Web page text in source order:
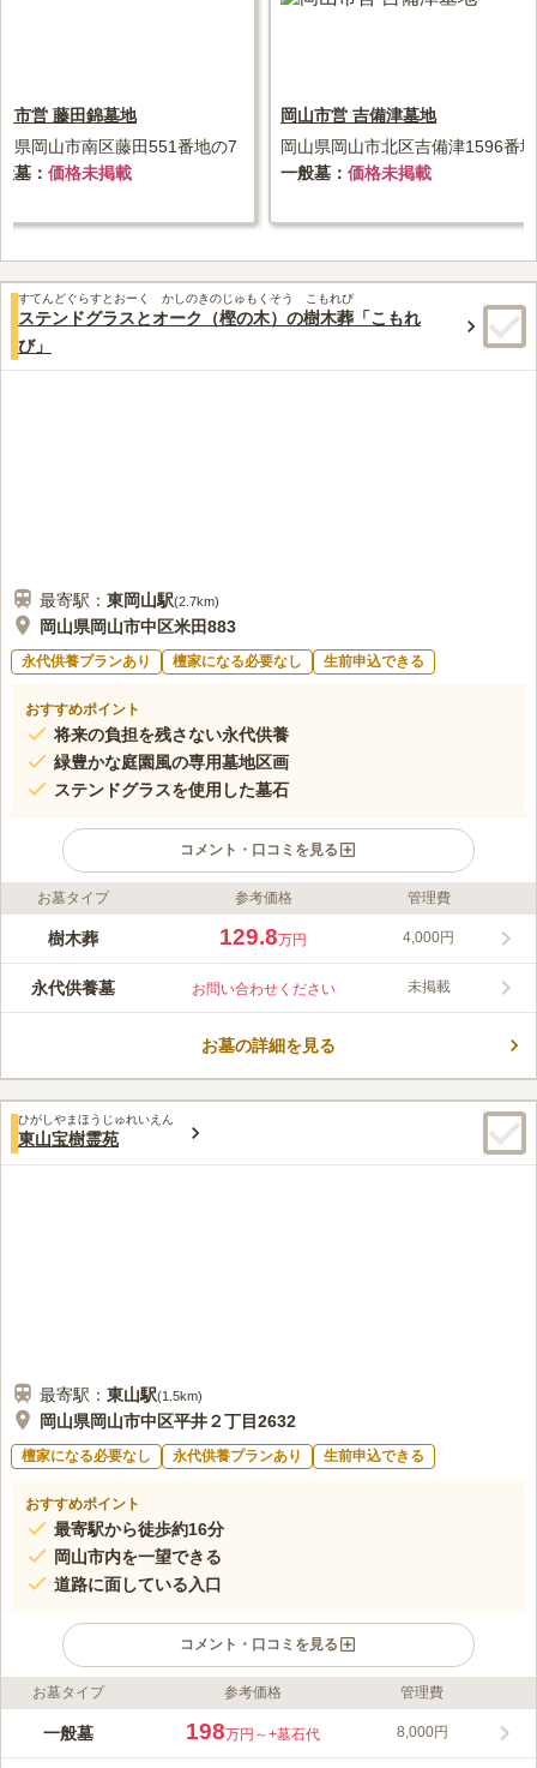
市営 藤田錦墓地
県岡山市南区藤田551番地の7
墓
価格未掲載
岡山市営 吉備津墓地
岡山県岡山市北区吉備津1596番地
一般墓
価格未掲載
すてんどぐらすとおーく かしのきのじゅもくそう こもれび
ステンドグラスとオーク（樫の木）の樹木葬「こもれ
び」
最寄駅： 東岡山駅(2.7km)
岡山県岡山市中区米田883
永代供養プランあり 檀家になる必要なし 生前申込できる
おすすめポイント
将来の負担を残さない永代供養
緑豊かな庭園風の専用墓地区画
ステンドグラスを使用した墓石
コメント・口コミを見る
ライフドット編集部のコメント
この霊園は、永代供養に完全対応しており将来の負担を残しませ
制限がなく、安心してご利用いただけます。さらに、県内でも珍
しいステンドグラスを使用したオリジナル墓石が標準仕様となっ
まいの際の費用も霊園が全額負担するため、安心してお任せいた
この霊園はまだ誰からも評価されていません。
お墓タイプ 参考価格 管理費
樹木葬 129.8万円 4,000円
永代供養墓 お問い合わせください 未掲載
お墓の詳細を見る
ひがしやまほうじゅれいえん
東山宝樹霊苑
最寄駅： 東山駅(1.5km)
岡山県岡山市中区平井２丁目2632
檀家になる必要なし 永代供養プランあり 生前申込できる
おすすめポイント
最寄駅から徒歩約16分
岡山市内を一望できる
道路に面している入口
コメント・口コミを見る
ライフドット編集部のコメント
岡山県岡山市にある、宗教不問の霊苑です。 全区画南向きなの
お墓タイプ 参考価格 管理費
一般墓 198万円～+墓石代 8,000円